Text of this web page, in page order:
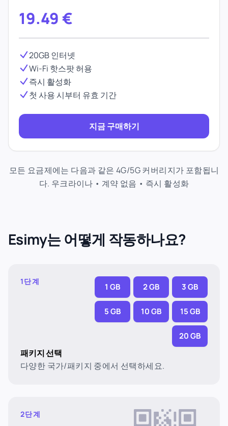
19.49 €
20GB 인터넷
Wi-Fi 핫스팟 허용
즉시 활성화
첫 사용 시부터 유효 기간
지금 구매하기
모든 요금제에는 다음과 같은 4G/5G 커버리지가 포함됩니
다. 우크라이나 • 계약 없음 • 즉시 활성화
Esimy는 어떻게 작동하나요?
1단계
1 GB 2 GB 3 GB
5 GB 10 GB 15 GB
20 GB
패키지 선택
다양한 국가/패키지 중에서 선택하세요.
2단계